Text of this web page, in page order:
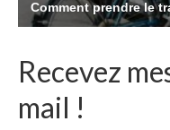
Recevez
mail !